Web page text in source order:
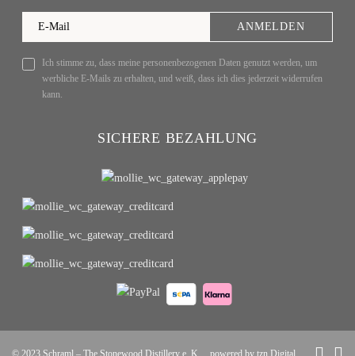
Ich stimme zu, dass meine personenbezogenen Daten genutzt werden, um
werbliche E-Mails zu erhalten, und weiß, dass ich dies jederzeit widerrufen
kann.
ANMELDEN
SICHERE BEZAHLUNG
© 2023 Schraml – The Stonewood Distillery e. K. powered by tzn Digital